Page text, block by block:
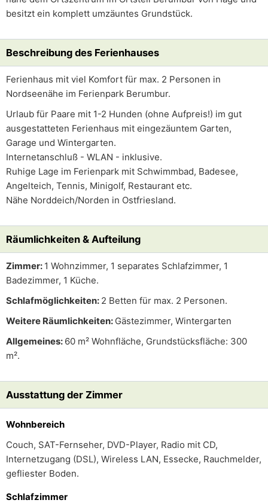
besitzt ein komplett umzäuntes Grundstück.
Beschreibung des Ferienhauses
Ferienhaus mit viel Komfort für max. 2 Personen in
Nordseenähe im Ferienpark Berumbur.
Urlaub für Paare mit 1-2 Hunden (ohne Aufpreis!) im gut
ausgestatteten Ferienhaus mit eingezäuntem Garten,
Garage und Wintergarten.
Internetanschluß - WLAN - inklusive.
Ruhige Lage im Ferienpark mit Schwimmbad, Badesee,
Angelteich, Tennis, Minigolf, Restaurant etc.
Nähe Norddeich/Norden in Ostfriesland.
Räumlichkeiten & Aufteilung
Zimmer: 1 Wohnzimmer, 1 separates Schlafzimmer, 1
Badezimmer, 1 Küche.
Schlafmöglichkeiten: 2 Betten für max. 2 Personen.
Weitere Räumlichkeiten: Gästezimmer, Wintergarten
Allgemeines: 60 m² Wohnfläche, Grundstücksfläche: 300
m².
Ausstattung der Zimmer
Wohnbereich
Couch, SAT-Fernseher, DVD-Player, Radio mit CD,
Internetzugang (DSL), Wireless LAN, Essecke, Rauchmelder,
gefliester Boden.
Schlafzimmer